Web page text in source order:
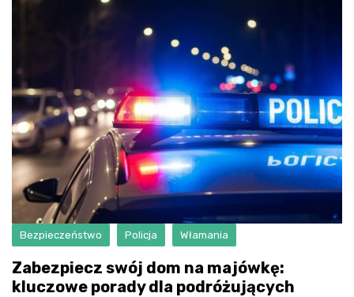
Bezpieczeństwo Policja Włamania
Zabezpiecz swój dom na majówkę:
kluczowe porady dla podróżujących